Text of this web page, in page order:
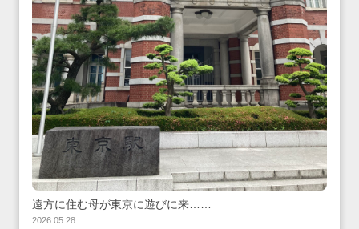
遠方に住む母が東京に遊びに来……
2026.05.28